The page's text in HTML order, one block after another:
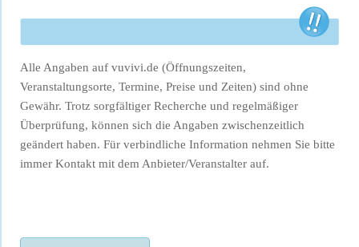
Alle Angaben auf vuvivi.de (Öffnungszeiten,
Veranstaltungsorte, Termine, Preise und Zeiten) sind ohne
Gewähr. Trotz sorgfältiger Recherche und regelmäßiger
Überprüfung, können sich die Angaben zwischenzeitlich
geändert haben. Für verbindliche Information nehmen Sie bitte
immer Kontakt mit dem Anbieter/Veranstalter auf.